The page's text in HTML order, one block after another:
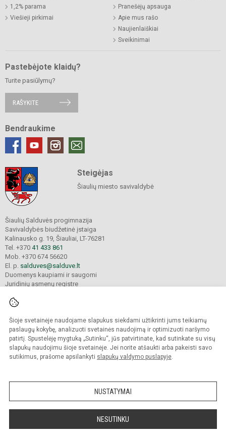
Šioje svetainėje naudojame slapukus siekdami užtikrinti jums teikiamų
paslaugų kokybę, analizuoti svetainės naudojimą ir optimizuoti naršymo
patirtį. Spustelėję mygtuką „Sutinku“, jūs patvirtinate, kad sutinkate su visų
slapukų naudojimu šioje svetainėje. Jei norite atšaukti arba pakeisti savo
sutikimus, prašome apsilankyti slapukų valdymo puslapyje.
NUSTATYMAI
NESUTINKU
1,2% parama
Viešieji pirkimai
Pranešėjų apsauga
Apie mus rašo
Naujienlaiškiai
Sveikinimai
Pastebėjote klaidų?
Turite pasiūlymų?
RAŠYKITE
Bendraukime
Steigėjas
Šiaulių miesto savivaldybė
Šiaulių Salduvės progimnazija
Savivaldybės biudžetinė įstaiga
Kalinausko g. 19, Šiauliai, LT-76281
Tel. +370 41 433 861
Mob. +370 674 56620
El. p. salduves@salduve.lt
Duomenys kaupiami ir saugomi
Juridinių asmenų registre
© 2026. Šiaulių Salduvės progimnazija. Visos teisės saugomos.
Kopijuoti turinį be raštiško įstaigos administracijos sutikimo griežtai draudžiama.